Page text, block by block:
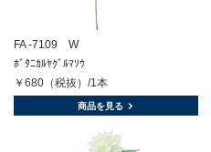
FA -7109 W
ﾎﾞﾀﾆｶﾙﾔｸﾞﾙﾏｿｳ
￥680（税抜）/1本
商品を見る